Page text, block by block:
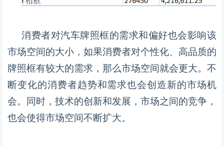
消费者对汽车牌照框的需求和偏好也会影响该
市场空间的大小，如果消费者对个性化、高品质的
牌照框有较大的需求，那么市场空间就会更大。不
断变化的消费者趋势和需求也会创造新的市场机
会。同时，技术的创新和发展，市场之间的竞争，
也会使得市场空间不断扩大。